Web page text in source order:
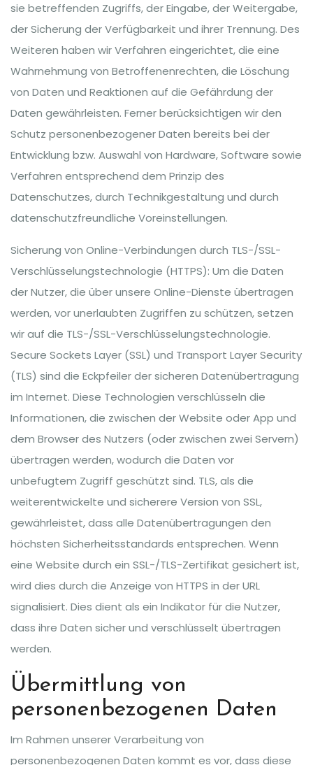
sie betreffenden Zugriffs, der Eingabe, der Weitergabe,
der Sicherung der Verfügbarkeit und ihrer Trennung. Des
Weiteren haben wir Verfahren eingerichtet, die eine
Wahrnehmung von Betroffenenrechten, die Löschung
von Daten und Reaktionen auf die Gefährdung der
Daten gewährleisten. Ferner berücksichtigen wir den
Schutz personenbezogener Daten bereits bei der
Entwicklung bzw. Auswahl von Hardware, Software sowie
Verfahren entsprechend dem Prinzip des
Datenschutzes, durch Technikgestaltung und durch
datenschutzfreundliche Voreinstellungen.
Sicherung von Online-Verbindungen durch TLS-/SSL-
Verschlüsselungstechnologie (HTTPS): Um die Daten
der Nutzer, die über unsere Online-Dienste übertragen
werden, vor unerlaubten Zugriffen zu schützen, setzen
wir auf die TLS-/SSL-Verschlüsselungstechnologie.
Secure Sockets Layer (SSL) und Transport Layer Security
(TLS) sind die Eckpfeiler der sicheren Datenübertragung
im Internet. Diese Technologien verschlüsseln die
Informationen, die zwischen der Website oder App und
dem Browser des Nutzers (oder zwischen zwei Servern)
übertragen werden, wodurch die Daten vor
unbefugtem Zugriff geschützt sind. TLS, als die
weiterentwickelte und sicherere Version von SSL,
gewährleistet, dass alle Datenübertragungen den
höchsten Sicherheitsstandards entsprechen. Wenn
eine Website durch ein SSL-/TLS-Zertifikat gesichert ist,
wird dies durch die Anzeige von HTTPS in der URL
signalisiert. Dies dient als ein Indikator für die Nutzer,
dass ihre Daten sicher und verschlüsselt übertragen
werden.
Übermittlung von
personenbezogenen Daten
Im Rahmen unserer Verarbeitung von
personenbezogenen Daten kommt es vor, dass diese